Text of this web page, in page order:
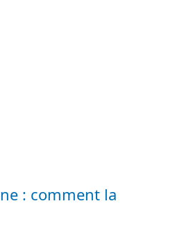
: comment la